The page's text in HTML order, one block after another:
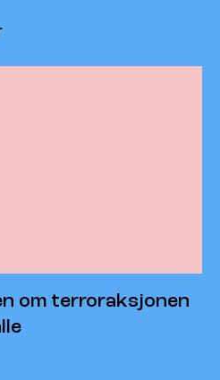
om terroraksjonen